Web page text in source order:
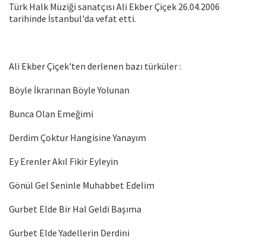
Türk Halk Müziği sanatçısı Ali Ekber Çiçek 26.04.2006
tarihinde İstanbul'da vefat etti.
Ali Ekber Çiçek'ten derlenen bazı türküler :
Böyle İkrarınan Böyle Yolunan
Bunca Olan Emeğimi
Derdim Çoktur Hangisine Yanayım
Ey Erenler Akıl Fikir Eyleyin
Gönül Gel Seninle Muhabbet Edelim
Gurbet Elde Bir Hal Geldi Başıma
Gurbet Elde Yadellerin Derdini